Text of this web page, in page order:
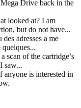
Drive back in the
looked at? I am
but do not have...
adresses a me
scan of the cartridge’s
saw...
anyone is interested in